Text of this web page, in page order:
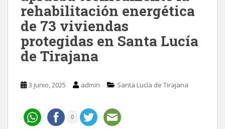
rehabilitación energética
de 73 viviendas
protegidas en Santa Lucía
de Tirajana
3 junio, 2025 admin Santa Lucía de Tirajana
0